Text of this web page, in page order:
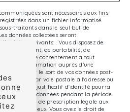
sont nécessaires aux fins
dans un fichier informatisé.
traitants dans le seul but de
données collectées seront
suivants: . Vous disposez de
d’effacement, de portabilité, de
de votre consentement à tout
une réclamation auprès d’une
d’organiser le sort de vos données post-
ces droits par voie postale à l'adresse ou
. Un justificatif d'identité pourra
vos données pendant la période
la durée de prescription légale aux
des contentieux. Vous avez le droit de